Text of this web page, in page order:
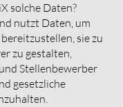
solche Daten?
nutzt Daten, um
sie zu
zu gestalten,
Stellenbewerber
gesetzliche